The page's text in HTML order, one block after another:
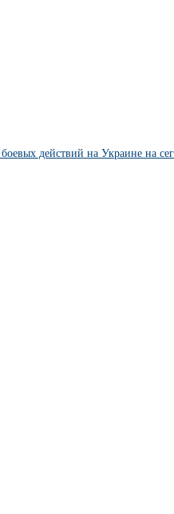
действий на Украине на